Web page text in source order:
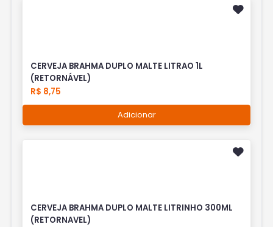
CERVEJA BRAHMA DUPLO MALTE LITRAO 1L
(RETORNÁVEL)
R$ 8,75
Adicionar
CERVEJA BRAHMA DUPLO MALTE LITRINHO 300ML
(RETORNAVEL)